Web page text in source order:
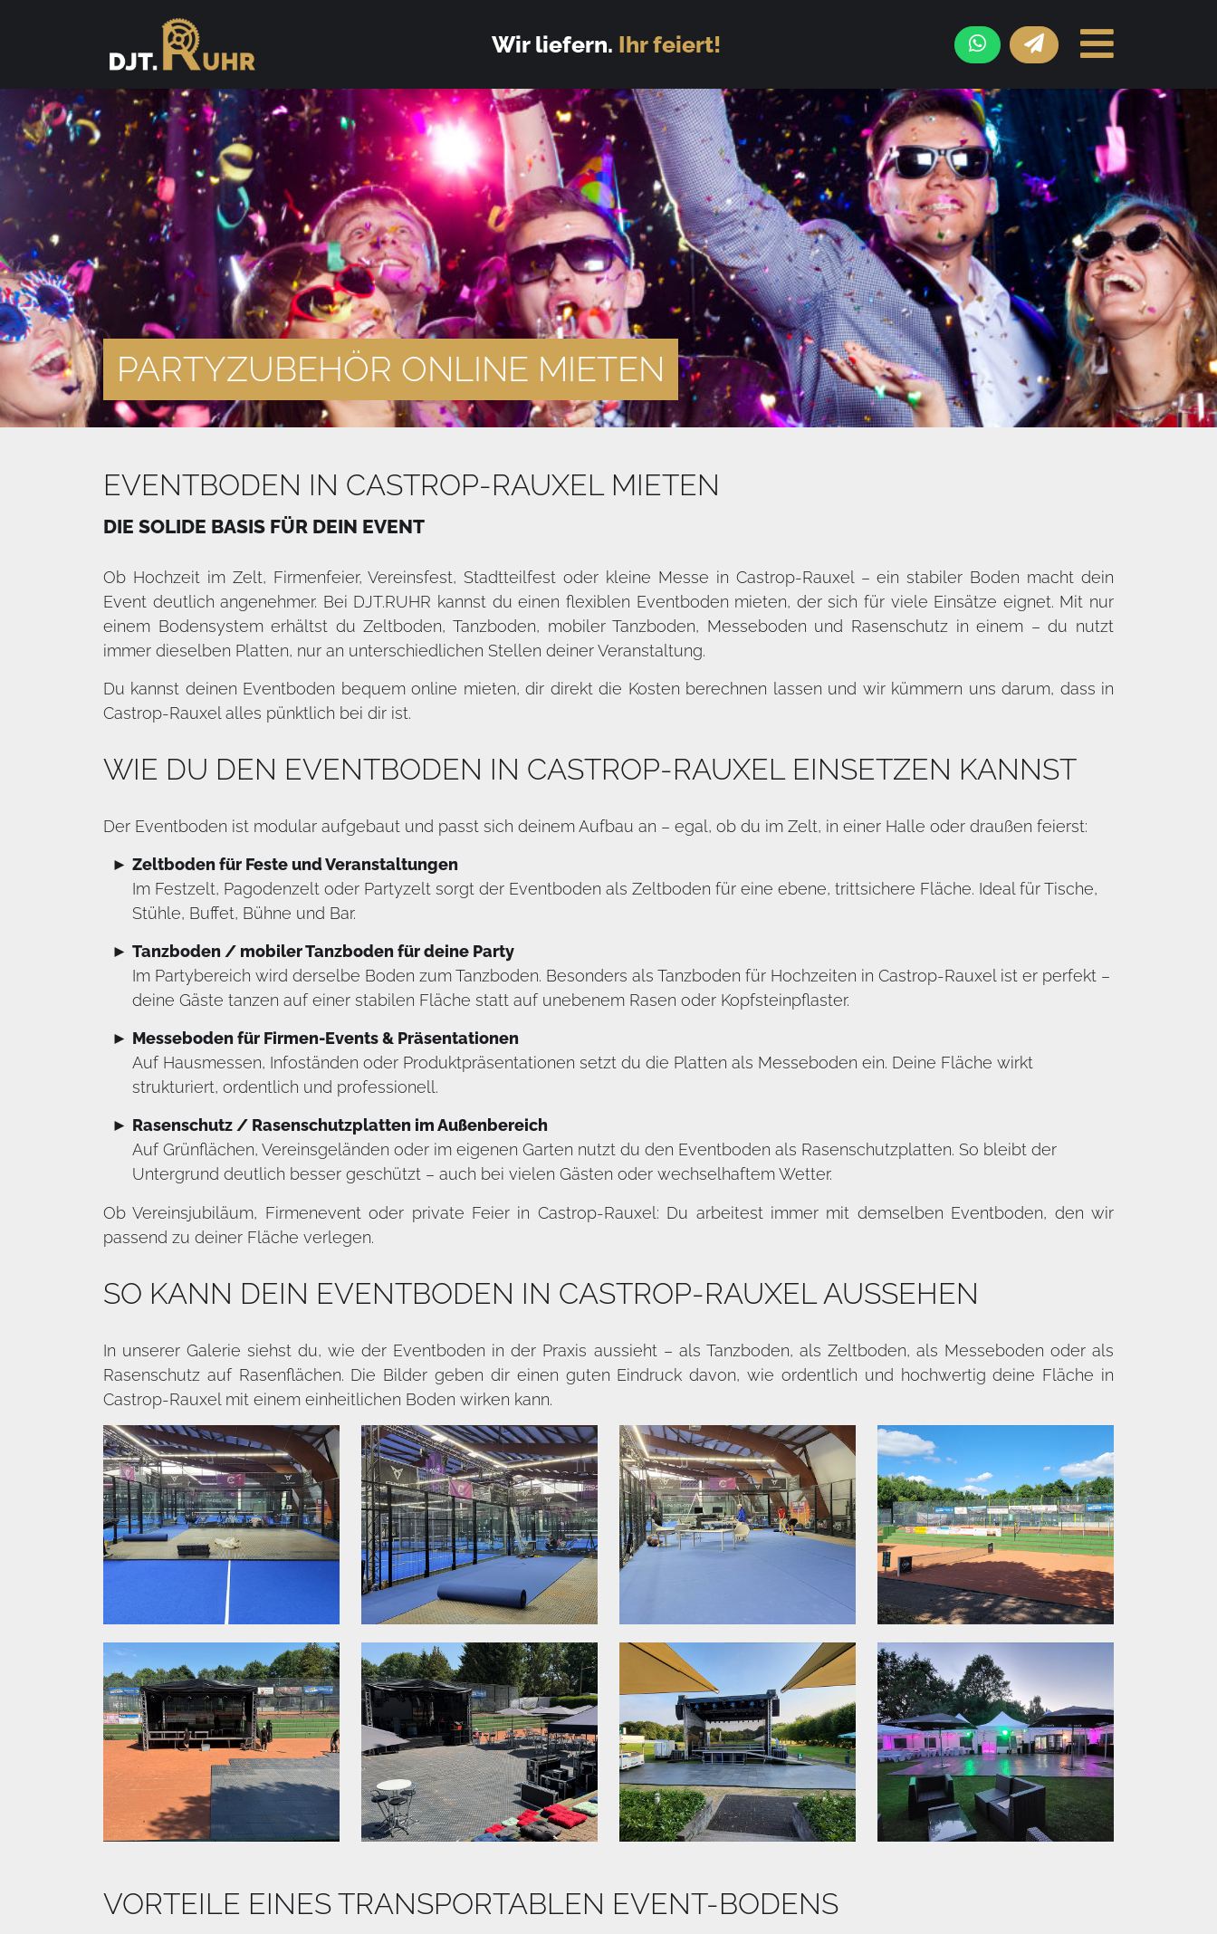
Wir liefern. Ihr feiert!
PARTYZUBEHÖR ONLINE MIETEN
EVENTBODEN IN CASTROP-RAUXEL MIETEN
DIE SOLIDE BASIS FÜR DEIN EVENT
Ob Hochzeit im Zelt, Firmenfeier, Vereinsfest, Stadtteilfest oder kleine Messe in Castrop-Rauxel – ein stabiler Boden macht dein
Event deutlich angenehmer. Bei DJT.RUHR kannst du einen flexiblen Eventboden mieten, der sich für viele Einsätze eignet. Mit nur
einem Bodensystem erhältst du Zeltboden, Tanzboden, mobiler Tanzboden, Messeboden und Rasenschutz in einem – du nutzt
immer dieselben Platten, nur an unterschiedlichen Stellen deiner Veranstaltung.
Du kannst deinen Eventboden bequem online mieten, dir direkt die Kosten berechnen lassen und wir kümmern uns darum, dass in
Castrop-Rauxel alles pünktlich bei dir ist.
WIE DU DEN EVENTBODEN IN CASTROP-RAUXEL EINSETZEN KANNST
Der Eventboden ist modular aufgebaut und passt sich deinem Aufbau an – egal, ob du im Zelt, in einer Halle oder draußen feierst:
Zeltboden für Feste und Veranstaltungen
Im Festzelt, Pagodenzelt oder Partyzelt sorgt der Eventboden als Zeltboden für eine ebene, trittsichere Fläche. Ideal für Tische,
Stühle, Buffet, Bühne und Bar.
Tanzboden / mobiler Tanzboden für deine Party
Im Partybereich wird derselbe Boden zum Tanzboden. Besonders als Tanzboden für Hochzeiten in Castrop-Rauxel ist er perfekt –
deine Gäste tanzen auf einer stabilen Fläche statt auf unebenem Rasen oder Kopfsteinpflaster.
Messeboden für Firmen-Events & Präsentationen
Auf Hausmessen, Infoständen oder Produktpräsentationen setzt du die Platten als Messeboden ein. Deine Fläche wirkt
strukturiert, ordentlich und professionell.
Rasenschutz / Rasenschutzplatten im Außenbereich
Auf Grünflächen, Vereinsgeländen oder im eigenen Garten nutzt du den Eventboden als Rasenschutzplatten. So bleibt der
Untergrund deutlich besser geschützt – auch bei vielen Gästen oder wechselhaftem Wetter.
Ob Vereinsjubiläum, Firmenevent oder private Feier in Castrop-Rauxel: Du arbeitest immer mit demselben Eventboden, den wir
passend zu deiner Fläche verlegen.
SO KANN DEIN EVENTBODEN IN CASTROP-RAUXEL AUSSEHEN
In unserer Galerie siehst du, wie der Eventboden in der Praxis aussieht – als Tanzboden, als Zeltboden, als Messeboden oder als
Rasenschutz auf Rasenflächen. Die Bilder geben dir einen guten Eindruck davon, wie ordentlich und hochwertig deine Fläche in
Castrop-Rauxel mit einem einheitlichen Boden wirken kann.
VORTEILE EINES TRANSPORTABLEN EVENT-BODENS